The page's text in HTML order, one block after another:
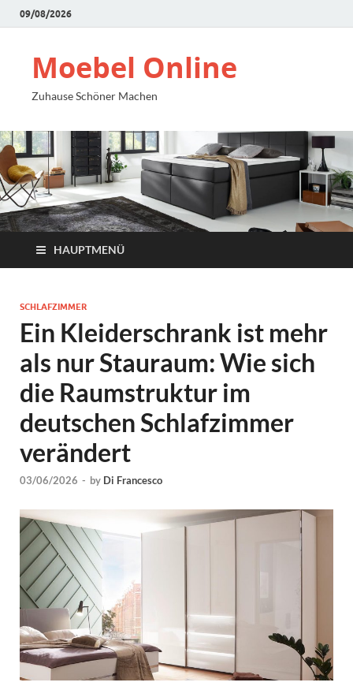
09/08/2026
Moebel Online
Zuhause Schöner Machen
HAUPTMENÜ
SCHLAFZIMMER
Ein Kleiderschrank ist mehr
als nur Stauraum: Wie sich
die Raumstruktur im
deutschen Schlafzimmer
verändert
03/06/2026 - by Di Francesco